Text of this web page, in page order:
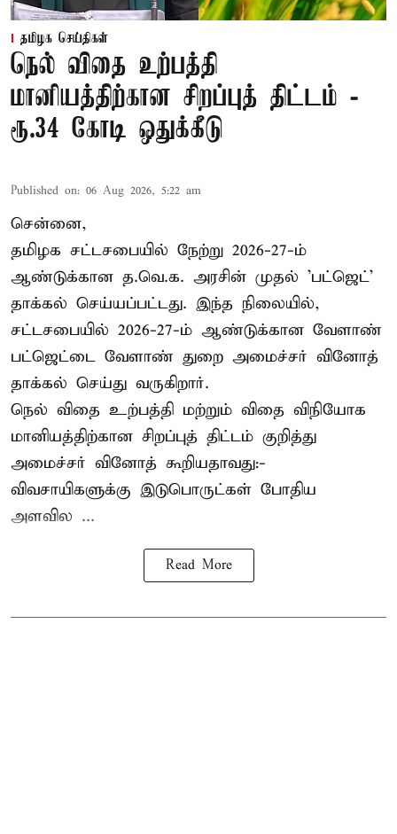
தமிழக செய்திகள்
நெல் விதை உற்பத்தி
மானியத்திற்கான சிறப்புத் திட்டம் -
ரூ.34 கோடி ஒதுக்கீடு
Published on: 06 Aug 2026, 5:22 am
சென்னை,
தமிழக சட்டசபையில் நேற்று 2026-27-ம்
ஆண்டுக்கான த.வெ.க. அரசின் முதல் 'பட்ஜெட்'
தாக்கல் செய்யப்பட்டது. இந்த நிலையில்,
சட்டசபையில் 2026-27-ம் ஆண்டுக்கான வேளாண்
பட்ஜெட்டை வேளாண் துறை அமைச்சர் வினோத்
தாக்கல் செய்து வருகிறார்.
நெல் விதை உற்பத்தி மற்றும் விதை விநியோக
மானியத்திற்கான சிறப்புத் திட்டம் குறித்து
அமைச்சர் வினோத் கூறியதாவது:-
விவசாயிகளுக்கு இடுபொருட்கள் போதிய
அளவில ...
Read More